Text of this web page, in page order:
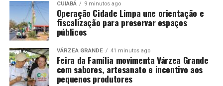
CUIABÁ 9 minutos ago
Operação Cidade Limpa une orientação e
fiscalização para preservar espaços
públicos
VÁRZEA GRANDE 41 minutos ago
Feira da Família movimenta Várzea Grande
com sabores, artesanato e incentivo aos
pequenos produtores